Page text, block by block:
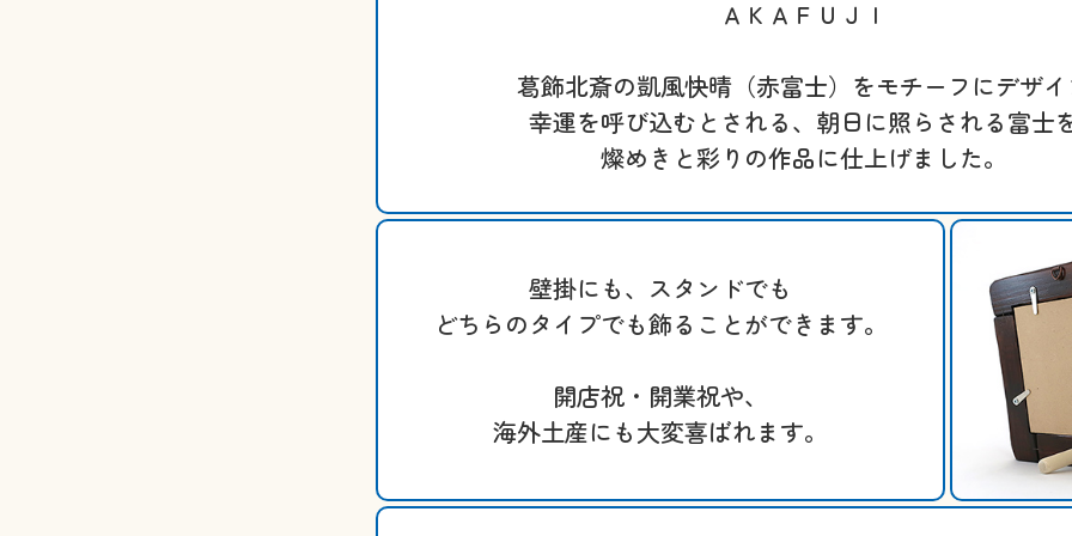
ＡＫＡＦＵＪＩ
葛飾北斎の凱風快晴（赤富士）をモチーフにデザ
幸運を呼び込むとされる、朝日に照らされる富士
燦めきと彩りの作品に仕上げました。
壁掛にも、スタンドでも
どちらのタイプでも飾ることができます。
開店祝・開業祝や、
海外土産にも大変喜ばれます。